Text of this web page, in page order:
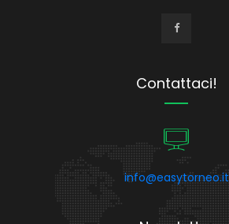
Contattaci!
info@easytorneo.it